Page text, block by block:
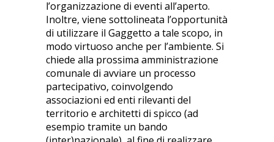
l’organizzazione di eventi all’aperto.
Inoltre, viene sottolineata l’opportunità
di utilizzare il Gaggetto a tale scopo, in
modo virtuoso anche per l’ambiente. Si
chiede alla prossima amministrazione
comunale di avviare un processo
partecipativo, coinvolgendo
associazioni ed enti rilevanti del
territorio e architetti di spicco (ad
esempio tramite un bando